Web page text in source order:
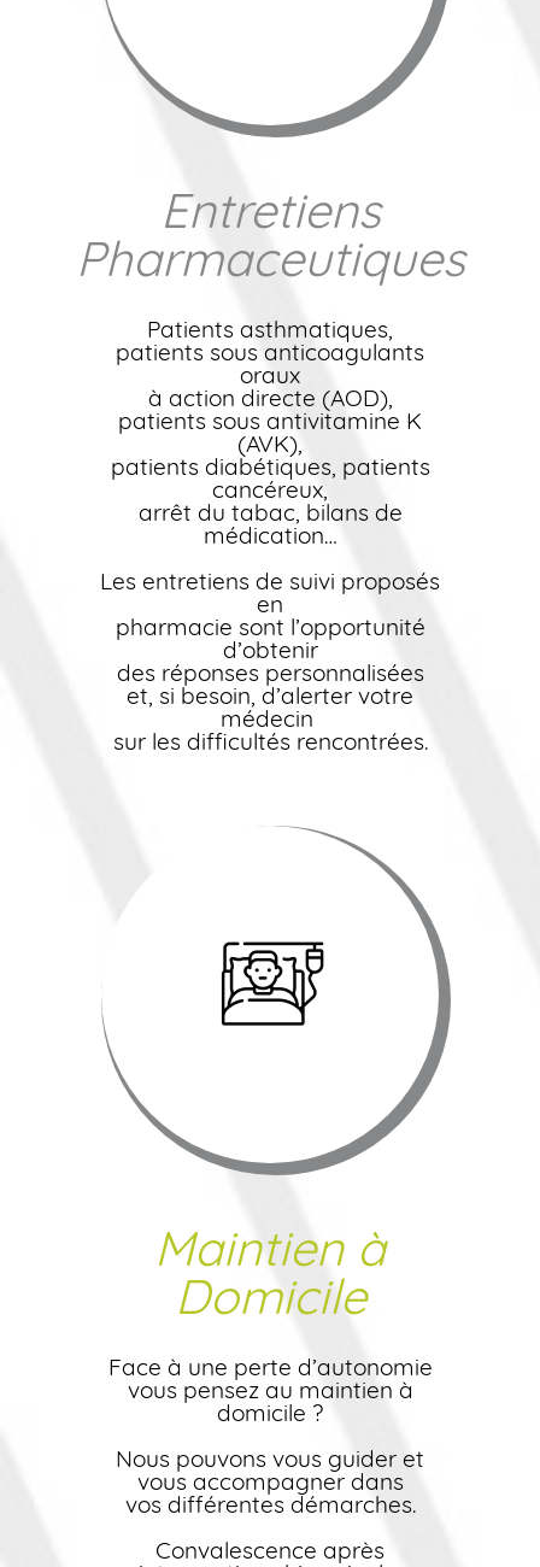
Entretiens
Pharmaceutiques
Patients asthmatiques,
patients sous anticoagulants
oraux
à action directe (AOD),
patients sous antivitamine K
(AVK),
patients diabétiques, patients
cancéreux,
arrêt du tabac, bilans de
médication…
Les entretiens de suivi proposés
en
pharmacie sont l’opportunité
d’obtenir
des réponses personnalisées
et, si besoin, d’alerter votre
médecin
sur les difficultés rencontrées.
Maintien à
Domicile
Face à une perte d’autonomie
vous pensez au maintien à
domicile ?
Nous pouvons vous guider et
vous accompagner dans
vos différentes démarches.
Convalescence après